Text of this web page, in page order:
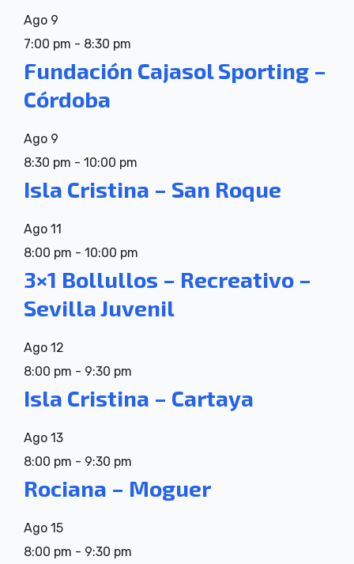
Ago 9
7:00 pm - 8:30 pm
Fundación Cajasol Sporting –
Córdoba
Ago 9
8:30 pm - 10:00 pm
Isla Cristina – San Roque
Ago 11
8:00 pm - 10:00 pm
3×1 Bollullos – Recreativo –
Sevilla Juvenil
Ago 12
8:00 pm - 9:30 pm
Isla Cristina – Cartaya
Ago 13
8:00 pm - 9:30 pm
Rociana – Moguer
Ago 15
8:00 pm - 9:30 pm